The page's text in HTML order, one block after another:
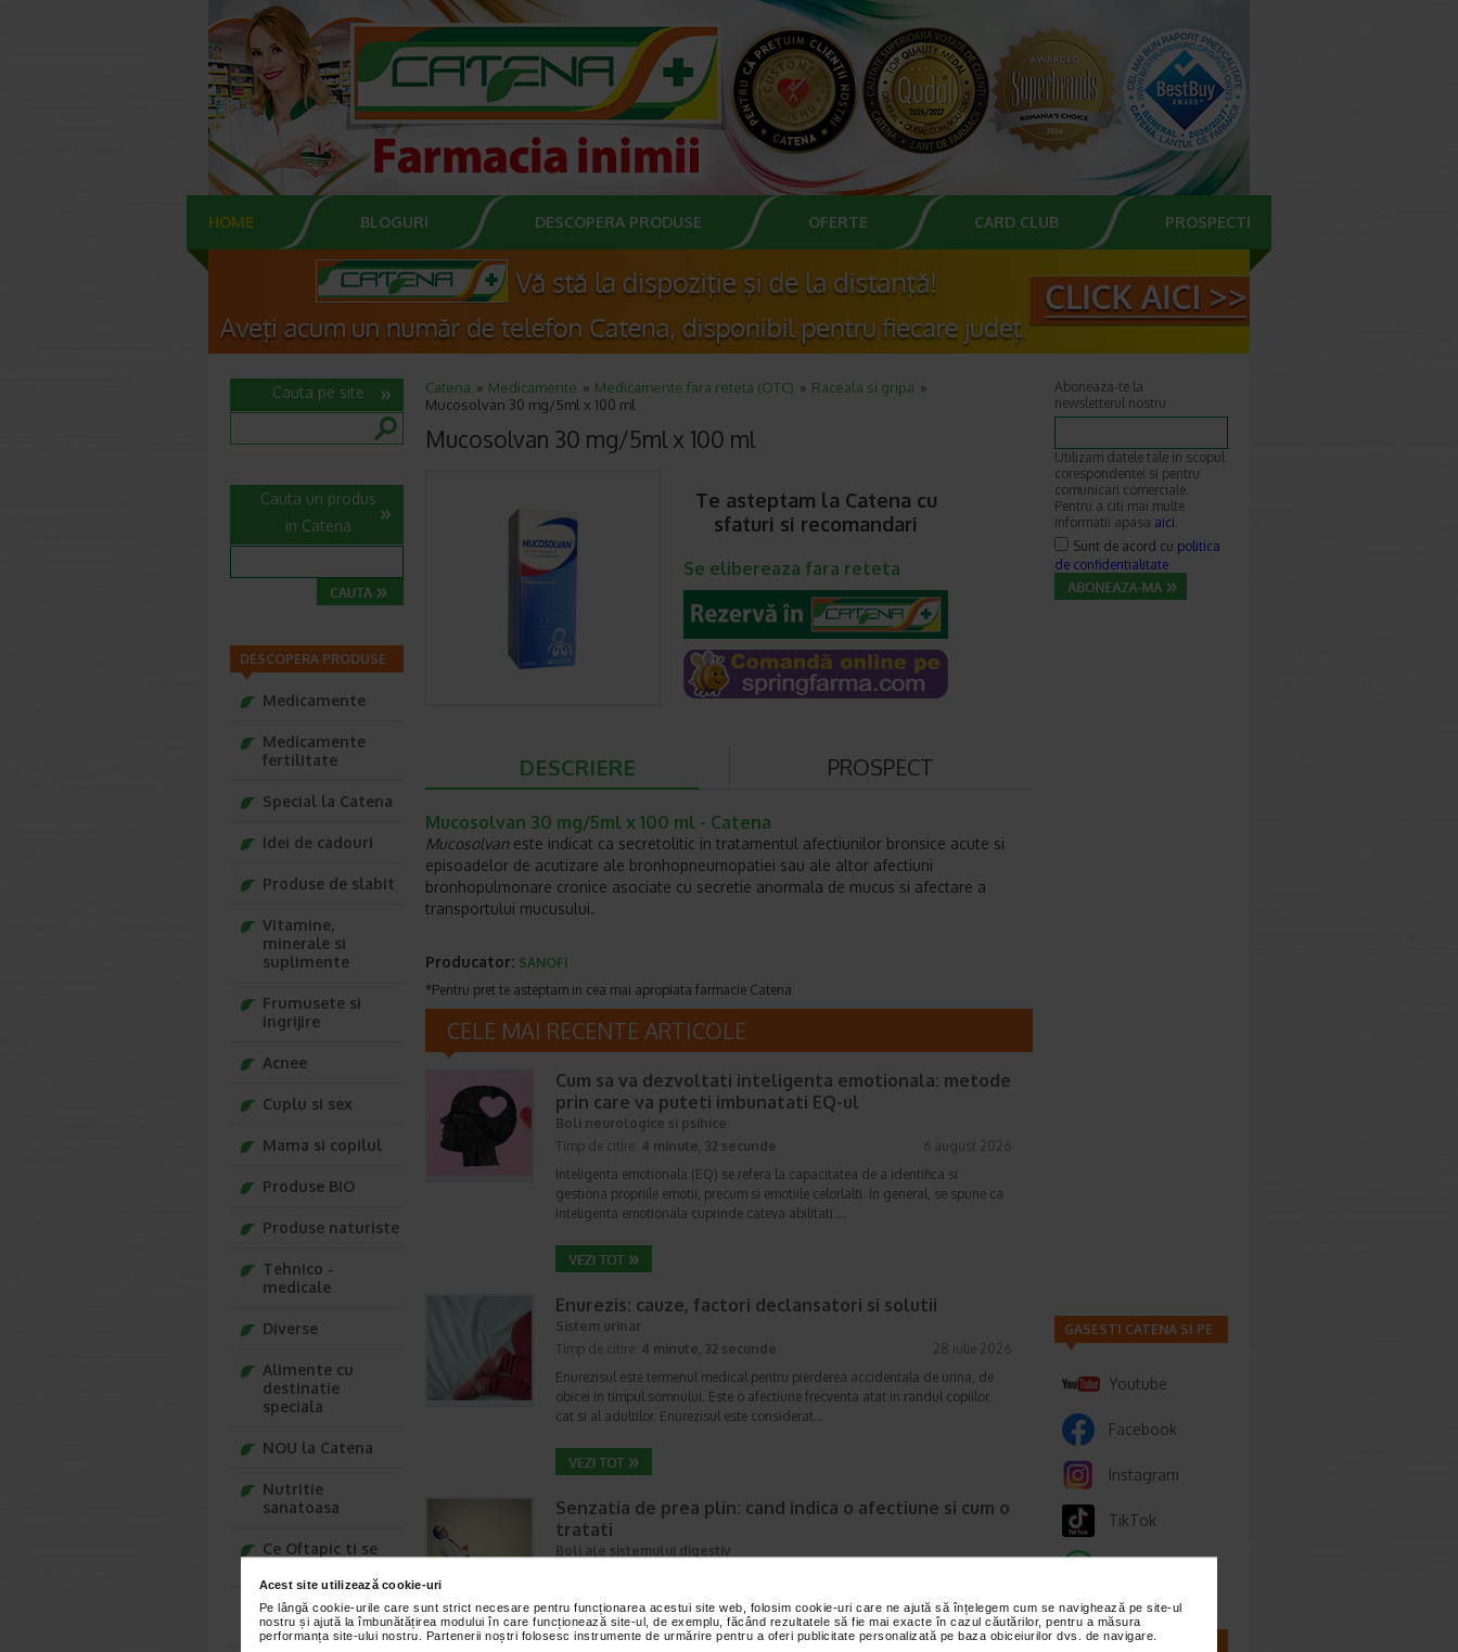
Acest site utilizează cookie-uri
Pe lângă cookie-urile care sunt strict necesare pentru funcționarea acestui site web, folosim cookie-uri care ne ajută să înțelegem cum se navighează pe site-ul
nostru și ajută la îmbunătățirea modului în care funcționează site-ul, de exemplu, făcând rezultatele să fie mai exacte în cazul căutărilor, pentru a măsura
performanța site-ului nostru. Partenerii noștri folosesc instrumente de urmărire pentru a oferi publicitate personalizată pe baza obiceiurilor dvs. de navigare.
HOME BLOGURI DESCOPERA PRODUSE OFERTE CARD CLUB PROSPECTE
Catena Medicamente Medicamente fara reteta (OTC)
Raceala si gripa
Mucosolvan 30 mg/5ml x 100 ml
Mucosolvan 30 mg/5ml x 100 ml
Te asteptam la Catena cu
sfaturi si recomandari
Se elibereaza fara reteta
DESCRIERE PROSPECT
Mucosolvan 30 mg/5ml x 100 ml - Catena
Mucosolvan este indicat ca secretolitic in tratamentul afectiunilor bronsice acute si
episoadelor de acutizare ale bronhopneumopatiei sau ale altor afectiuni
bronhopulmonare cronice asociate cu secretie anormala de mucus si afectare a
transportului mucusului.
Producator: SANOFI
*Pentru pret te asteptam in cea mai apropiata farmacie Catena
CELE MAI RECENTE ARTICOLE
Cum sa va dezvoltati inteligenta emotionala: metode
prin care va puteti imbunatati EQ-ul
Boli neurologice si psihice
Timp de citire: 4 minute, 32 secunde
6 august 2026
Inteligenta emotionala (EQ) se refera la capacitatea de a identifica si
gestiona propriile emotii, precum si emotiile celorlalti. In general, se spune ca
inteligenta emotionala cuprinde cateva abilitati:…
Enurezis: cauze, factori declansatori si solutii
Sistem urinar
Timp de citire: 4 minute, 32 secunde
28 iulie 2026
Enurezisul este termenul medical pentru pierderea accidentala de urina, de
obicei in timpul somnului. Este o afectiune frecventa atat in randul copiilor,
cat si al adultilor. Enurezisul este considerat…
Senzatia de prea plin: cand indica o afectiune si cum o
tratati
Boli ale sistemului digestiv
Multi oameni au experimentat macar o data dupa masa o senzatie de prea
plin, chiar si atunci cand nu au consumat o cantitate foarte mare de alimente.
In cele mai multe cazuri, aceasta apare ocazional…
Cauta pe site
Cauta un produs
in Catena
DESCOPERA PRODUSE
Medicamente
Medicamente
fertilitate
Special la Catena
Idei de cadouri
Produse de slabit
Vitamine,
minerale si
suplimente
Frumusete si
ingrijire
Acnee
Cuplu si sex
Mama si copilul
Produse BIO
Produse naturiste
Tehnico -
medicale
Diverse
Alimente cu
destinatie
speciala
NOU la Catena
Nutritie
sanatoasa
Ce Oftapic ti se
Adora – Adorabili
din prima clipa
Aboneaza-te la
newsletterul nostru
Utilizam datele tale in scopul
corespondentei si pentru
comunicari comerciale.
Pentru a citi mai multe
informatii apasa aici.
Sunt de acord cu politica
de confidentialitate
GASESTI CATENA SI PE
Youtube
Facebook
Instagram
TikTok
CALCULATOARE